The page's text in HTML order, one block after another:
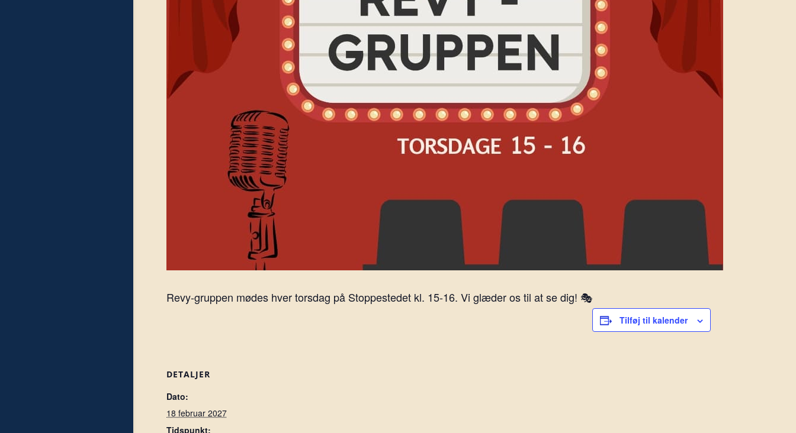
Revy-gruppen mødes hver torsdag på Stoppestedet kl. 15-16. Vi glæder os til at se dig! 🎭
Tilføj til kalender
DETALJER
Dato:
18 februar 2027
Tidspunkt: